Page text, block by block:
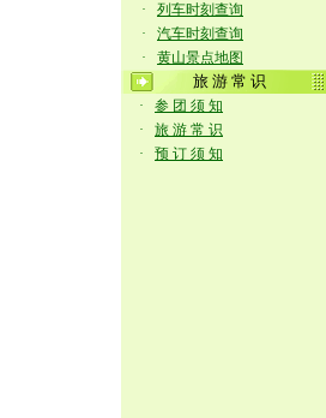
·
列车时刻查询
·
汽车时刻查询
·
黄山景点地图
旅 游 常 识
·
参 团 须 知
·
旅 游 常 识
·
预 订 须 知